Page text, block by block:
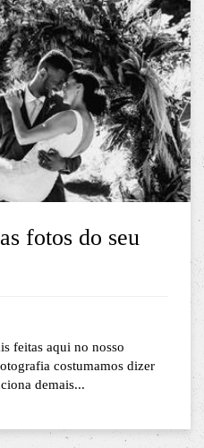
fotos do seu
feitas aqui no nosso
costumamos dizer
demais...